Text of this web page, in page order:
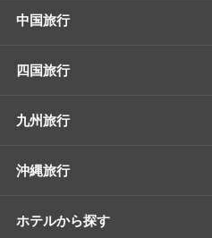
中国旅行
四国旅行
九州旅行
沖縄旅行
ホテルから探す